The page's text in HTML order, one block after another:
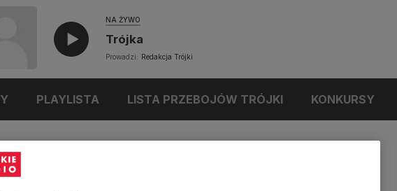
NA ŻYWO
Trójka
Prowadzi: Redakcja Trójki
PLAYLISTA LISTA PRZEBOJÓW TRÓJKI KONKURSY